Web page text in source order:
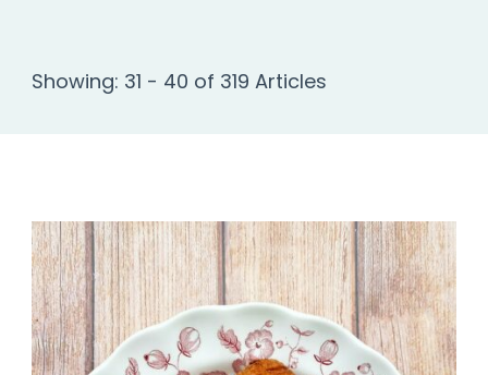
Showing: 31 - 40 of 319 Articles